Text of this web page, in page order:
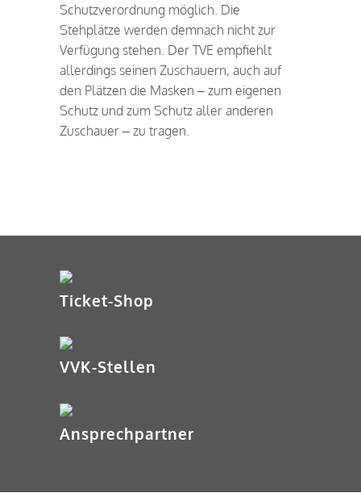
Schutzverordnung möglich. Die
Stehplätze werden demnach nicht zur
Verfügung stehen. Der TVE empfiehlt
allerdings seinen Zuschauern, auch auf
den Plätzen die Masken – zum eigenen
Schutz und zum Schutz aller anderen
Zuschauer – zu tragen.
Ticket-Shop
VVK-Stellen
Ansprechpartner